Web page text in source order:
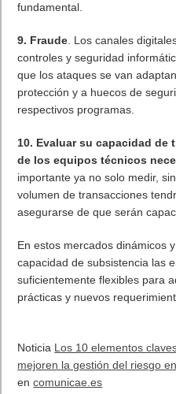
fundamental.
9. Fraude . Los canales
controles y seguridad
que los ataques se van
protección y a huecos de
respectivos programas.
10. Evaluar su capacidad
de los equipos técnicos
importante ya no solo medir,
volumen de transacciones
asegurarse de que serán
En estos mercados dinámicos
capacidad de subsistencia las
suficientemente flexibles para
prácticas y nuevos
Noticia Los 10 elementos
mejoren la gestión del riesgo
encomunicae.es